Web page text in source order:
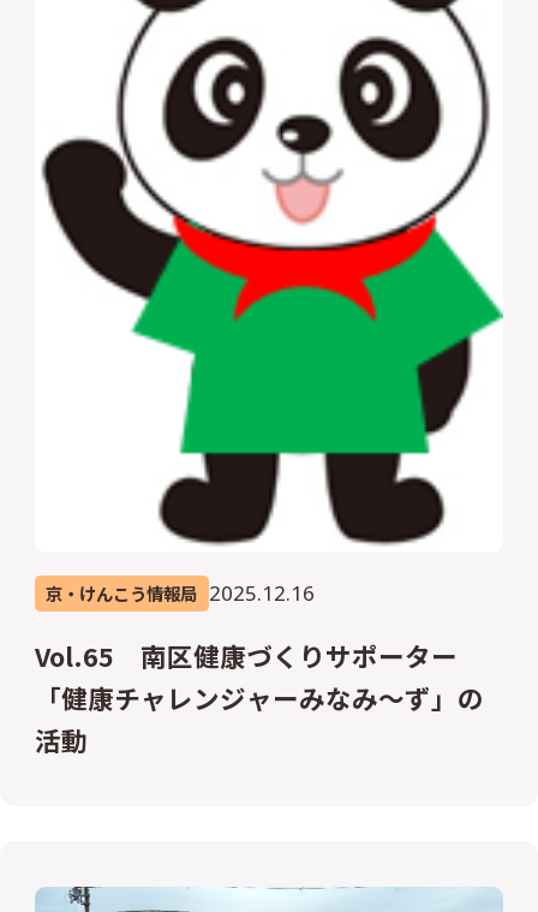
京・けんこう情報局 2025.12.16
Vol.65 南区健康づくりサポーター
「健康チャレンジャーみなみ～ず」の
活動